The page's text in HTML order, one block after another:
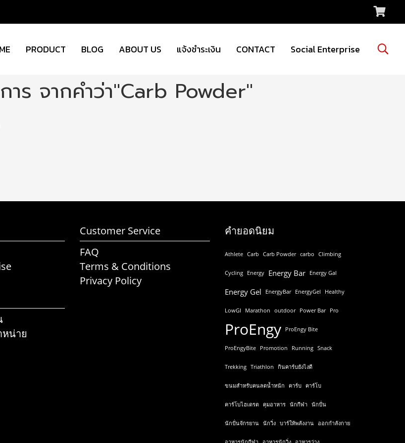
PRODUCT BLOG ABOUT US แจ้งชำระเงิน CONTACT Social Enterprise
ร จากคำว่า"Carb Powder"
Customer Service
FAQ
Terms & Conditions
Privacy Policy
น่าย
คำยอดนิยม
Athlete Carb Carb Powder carbo Climbing
Cycling Energy Energy Bar Energy Gal
Energy Gel EnergyBar EnergyGel Healthy
LowGI Marathon outdoor Power Bar Pro
ProEngy ProEngy Bite
ProEngyBite Promotion Running Snack
Trekking Triathlon กินคาร์บยังไงดี
ขนมสำหรับคนลดน้ำหนัก คาร์บ คาร์โบ
คาร์โบไฮเดรต คุมอาหาร นักกีฬา นักปั่น
นักปั่นจักรยาน นักวิ่ง บาร์ให้พลังงาน ออกกำลังกาย